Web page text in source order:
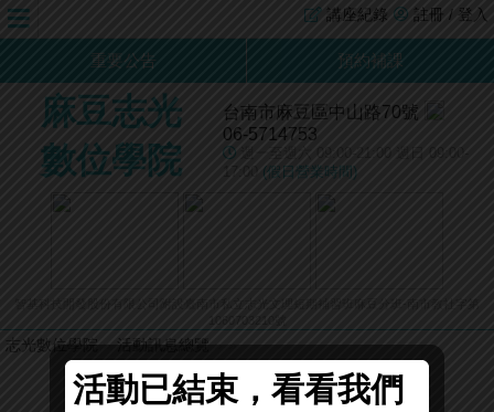
註冊 / 登入
講座紀錄
重要公告 預約補課
麻豆志光
數位學院
台南市麻豆區中山路70號
06-5714753
週一至週六 09:00-21:00 週日 09:00-
17:00 (假日營業時間)
志光數位學院 » 活動訊息總覽» »
活動已結束，看看我們